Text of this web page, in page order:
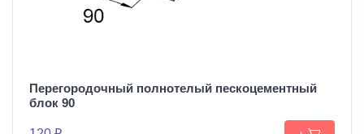
Перегородочный полнотелый пескоцементный
блок 90